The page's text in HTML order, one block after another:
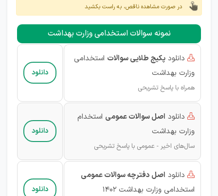
در صورت مشاهده ناقص، به راست بکشید
نمونه سوالات استخدامی وزارت بهداشت
 دانلود پکیج طلایی سوالات استخدامی
وزارت بهداشت
همراه با پاسخ تشریحی
دانلود
 دانلود اصل سوالات عمومی استخدام
وزارت بهداشت
سال‌های اخیر - عمومی با پاسخ تشریحی
دانلود
 دانلود اصل دفترچه سوالات عمومی
استخدامی وزارت بهداشت ۱۴۰۲
دانلود